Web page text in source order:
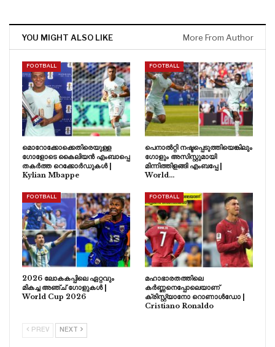
YOU MIGHT ALSO LIKE More From Author
FOOTBALL
മൊറോക്കോക്കെതിരെയുള്ള
ഗോളോടെ കൈലിയൻ എംബാപ്പെ
തകർത്ത റെക്കോർഡുകൾ |
Kylian Mbappe
FOOTBALL
പെനാൽറ്റി നഷ്ടപ്പെടുത്തിയെങ്കിലും
ഗോളും അസിസ്റ്റുമായി
മിന്നിത്തിളങ്ങി എംബപ്പേ |
World…
FOOTBALL
2026 ലോകകപ്പിലെ ഏറ്റവും
മികച്ച അഞ്ച് ഗോളുകൾ |
World Cup 2026
FOOTBALL
മഹാഭാരതത്തിലെ
കർണ്ണനെപ്പോലെയാണ്
ക്രിസ്റ്റ്യാനോ റൊണാൾഡോ |
Cristiano Ronaldo
PREV NEXT